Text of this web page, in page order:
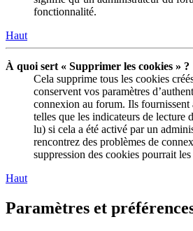
fonctionnalité.
Haut
À quoi sert « Supprimer les cookies » ?
Cela supprime tous les cookies
conservent vos paramètres
connexion au forum. Ils fournissent
telles que les indicateurs de lecture
lu) si cela a été activé par un
rencontrez des problèmes de
suppression des cookies pourrait les
Haut
Paramètres et